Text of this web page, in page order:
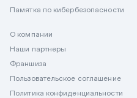
Памятка по кибербезопасности
О компании
Наши партнеры
Франшиза
Пользовательское соглашение
Политика конфиденциальности